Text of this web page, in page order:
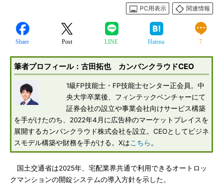
PC用表示
関連情報
Share Post LINE Hatena 7
筆者プロフィール：古田拓也 カンバンクラウドCEO
1級FP技能士・FP技能士センター正会員。中
央大学卒業後、フィンテックベンチャーにて
証券会社の設立や事業会社向けサービス構築
を手がけたのち、2022年4月に広告枠のマーケットプレイスを
展開するカンバンクラウド株式会社を設立。CEOとしてビジネ
スモデル構築や財務を手がける。Xはこちら 。
国土交通省は2025年、宅配業界共通で利用できるオートロッ
クマンションの開錠システムの導入方針を示した。